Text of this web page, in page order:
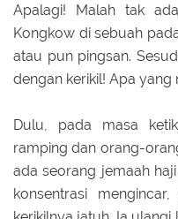
Apalagi! Malah tak
Kongkow di sebuah
atau pun pingsan.
dengan kerikil! Apa yang
Dulu, pada masa
ramping dan orang-
ada seorang jemaah
konsentrasi